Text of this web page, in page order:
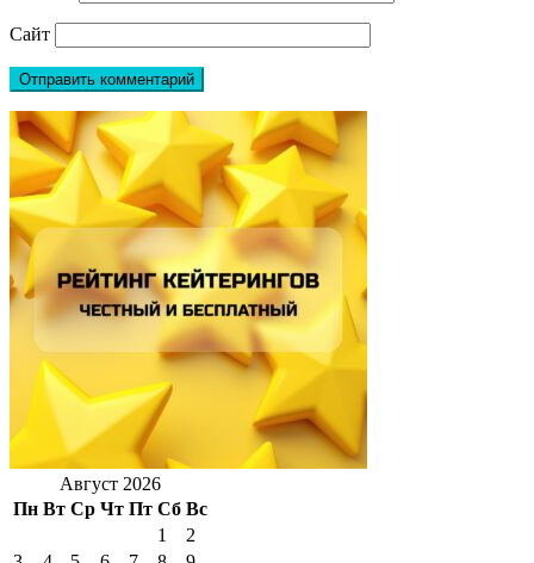
Сайт
Август 2026
Пн Вт Ср Чт Пт Сб Вс
1
2